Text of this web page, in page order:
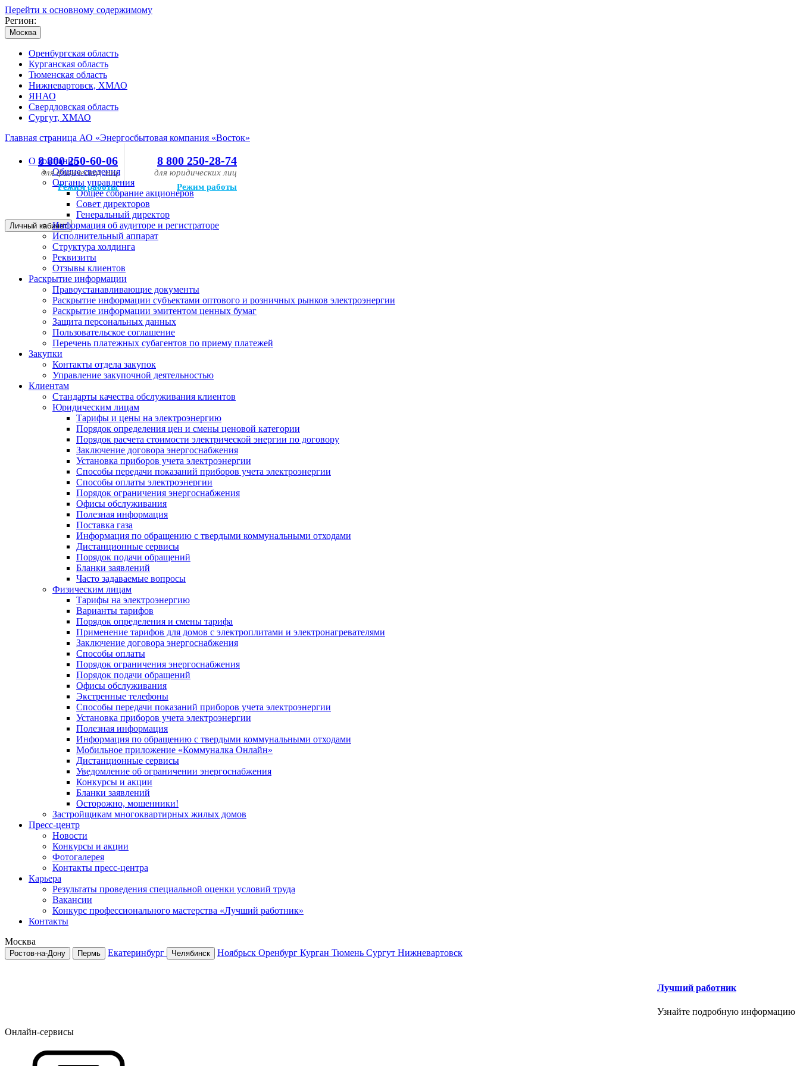
Перейти к основному содержимому
Регион:
Москва
Оренбургская область
Курганская область
Тюменская область
Нижневартовск, ХМАО
ЯНАО
Свердловская область
Сургут, ХМАО
Главная страница АО «Энергосбытовая компания «Восток»
8 800 250-60-06
для физических лиц
Режим работы
8 800 250-28-74
для юридических лиц
Режим работы
Личный кабинет
О компании
Общие сведения
Органы управления
Общее собрание акционеров
Совет директоров
Генеральный директор
Информация об аудиторе и регистраторе
Исполнительный аппарат
Структура холдинга
Реквизиты
Отзывы клиентов
Раскрытие информации
Правоустанавливающие документы
Раскрытие информации субъектами оптового и розничных рынков электроэнергии
Раскрытие информации эмитентом ценных бумаг
Защита персональных данных
Пользовательское соглашение
Перечень платежных субагентов по приему платежей
Закупки
Контакты отдела закупок
Управление закупочной деятельностью
Клиентам
Стандарты качества обслуживания клиентов
Юридическим лицам
Тарифы и цены на электроэнергию
Порядок определения цен и смены ценовой категории
Порядок расчета стоимости электрической энергии по договору
Заключение договора энергоснабжения
Установка приборов учета электроэнергии
Способы передачи показаний приборов учета электроэнергии
Способы оплаты электроэнергии
Порядок ограничения энергоснабжения
Офисы обслуживания
Полезная информация
Поставка газа
Информация по обращению с твердыми коммунальными отходами
Дистанционные сервисы
Порядок подачи обращений
Бланки заявлений
Часто задаваемые вопросы
Физическим лицам
Тарифы на электроэнергию
Варианты тарифов
Порядок определения и смены тарифа
Применение тарифов для домов с электроплитами и электронагревателями
Заключение договора энергоснабжения
Способы оплаты
Порядок ограничения энергоснабжения
Порядок подачи обращений
Офисы обслуживания
Экстренные телефоны
Способы передачи показаний приборов учета электроэнергии
Установка приборов учета электроэнергии
Полезная информация
Информация по обращению с твердыми коммунальными отходами
Мобильное приложение «Коммуналка Онлайн»
Дистанционные сервисы
Уведомление об ограничении энергоснабжения
Конкурсы и акции
Бланки заявлений
Осторожно, мошенники!
Застройщикам многоквартирных жилых домов
Пресс-центр
Новости
Конкурсы и акции
Фотогалерея
Контакты пресс-центра
Карьера
Результаты проведения специальной оценки условий труда
Вакансии
Конкурс профессионального мастерства «Лучший работник»
Контакты
Москва
Ростов-на-Дону Пермь Екатеринбург Челябинск Ноябрьск Оренбург Курган Тюмень Сургут Нижневартовск
Лучший работник
Узнайте подробную информацию
Онлайн-сервисы